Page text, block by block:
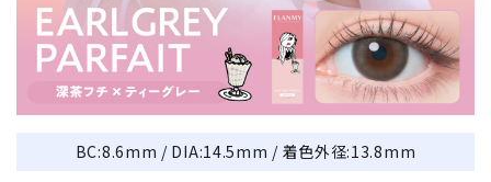
BC:8.6mm / DIA:14.5mm / 着色外径:13.8mm